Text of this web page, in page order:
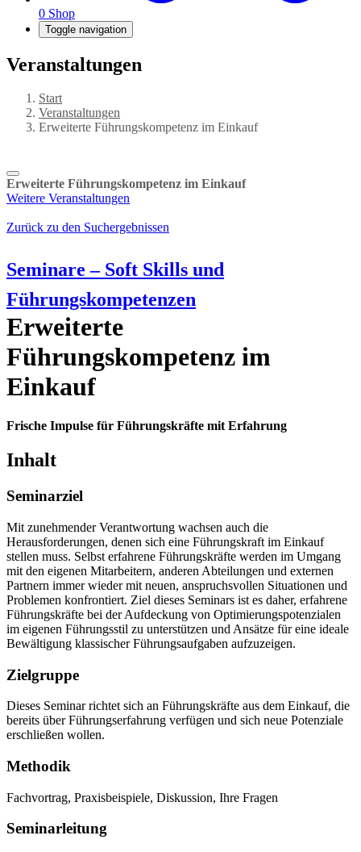
0 Shop
Toggle navigation
Veranstaltungen
Start
Veranstaltungen
Erweiterte Führungskompetenz im Einkauf
Erweiterte Führungskompetenz im Einkauf
Weitere Veranstaltungen
Zurück zu den Suchergebnissen
Seminare – Soft Skills und
Führungskompetenzen
Erweiterte
Führungskompetenz im
Einkauf
Frische Impulse für Führungskräfte mit Erfahrung
Inhalt
Seminarziel
Mit zunehmender Verantwortung wachsen auch die
Herausforderungen, denen sich eine Führungskraft im Einkauf
stellen muss. Selbst erfahrene Führungskräfte werden im Umgang
mit den eigenen Mitarbeitern, anderen Abteilungen und externen
Partnern immer wieder mit neuen, anspruchsvollen Situationen und
Problemen konfrontiert. Ziel dieses Seminars ist es daher, erfahrene
Führungskräfte bei der Aufdeckung von Optimierungspotenzialen
im eigenen Führungsstil zu unterstützen und Ansätze für eine ideale
Bewältigung klassischer Führungsaufgaben aufzuzeigen.
Zielgruppe
Dieses Seminar richtet sich an Führungskräfte aus dem Einkauf, die
bereits über Führungserfahrung verfügen und sich neue Potenziale
erschließen wollen.
Methodik
Fachvortrag, Praxisbeispiele, Diskussion, Ihre Fragen
Seminarleitung